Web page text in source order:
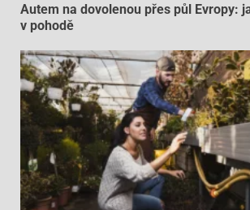
Autem na dovolenou přes půl Evropy:
v pohodě